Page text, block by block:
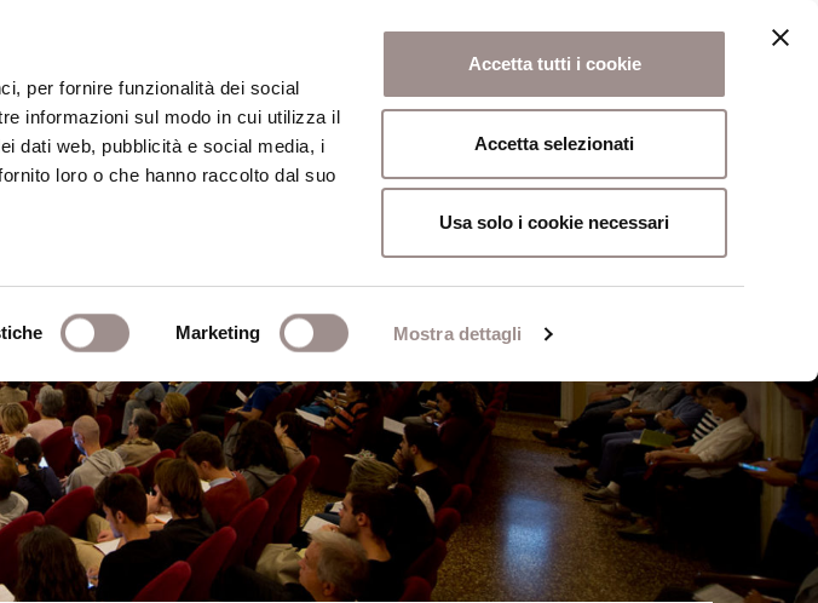
per fornire funzionalità dei social
informazioni sul modo in cui utilizza il
dati web, pubblicità e social media, i
loro o che hanno raccolto dal suo
Marketing Mostra dettagli
Accetta tutti i cookie
Accetta selezionati
Usa solo i cookie necessari
Centro Studi Religiosi Scuola Alti Studi